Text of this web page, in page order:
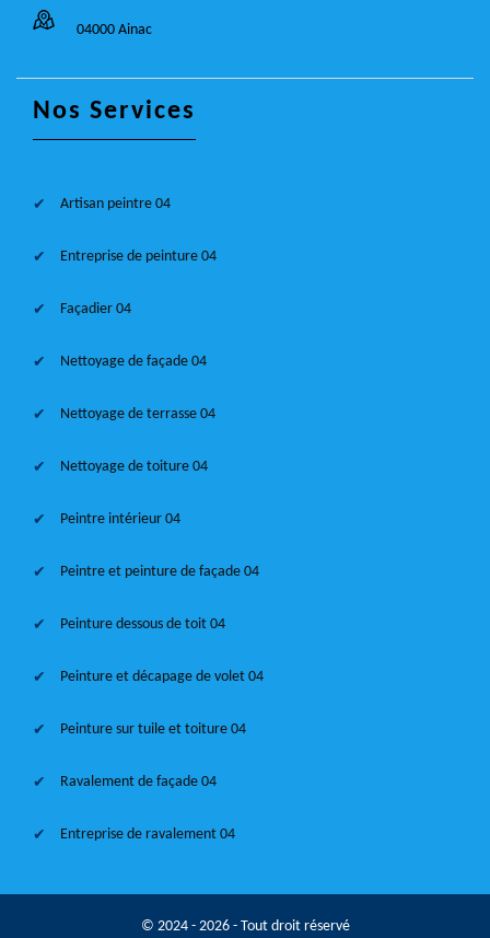
04000 Ainac
Nos Services
Artisan peintre 04
Entreprise de peinture 04
Façadier 04
Nettoyage de façade 04
Nettoyage de terrasse 04
Nettoyage de toiture 04
Peintre intérieur 04
Peintre et peinture de façade 04
Peinture dessous de toit 04
Peinture et décapage de volet 04
Peinture sur tuile et toiture 04
Ravalement de façade 04
Entreprise de ravalement 04
© 2024 - 2026 - Tout droit réservé